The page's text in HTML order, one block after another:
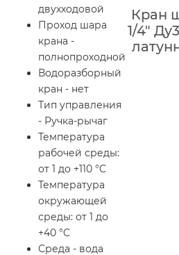
двухходовой
Проход шара
крана -
полнопроходной
Водоразборный
кран - нет
Тип управления
- Ручка-рычаг
Температура
рабочей среды:
от 1 до +110 °C
Температура
окружающей
среды: от 1 до
+40 °C
Среда - вода
Кран
1/4″